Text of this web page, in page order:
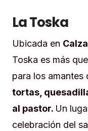
La Toska
Ubicada en
Toska es más
para los amantes
tortas,
al pastor. Un
celebración del